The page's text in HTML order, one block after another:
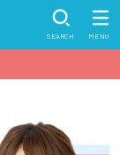
SEARCH MENU